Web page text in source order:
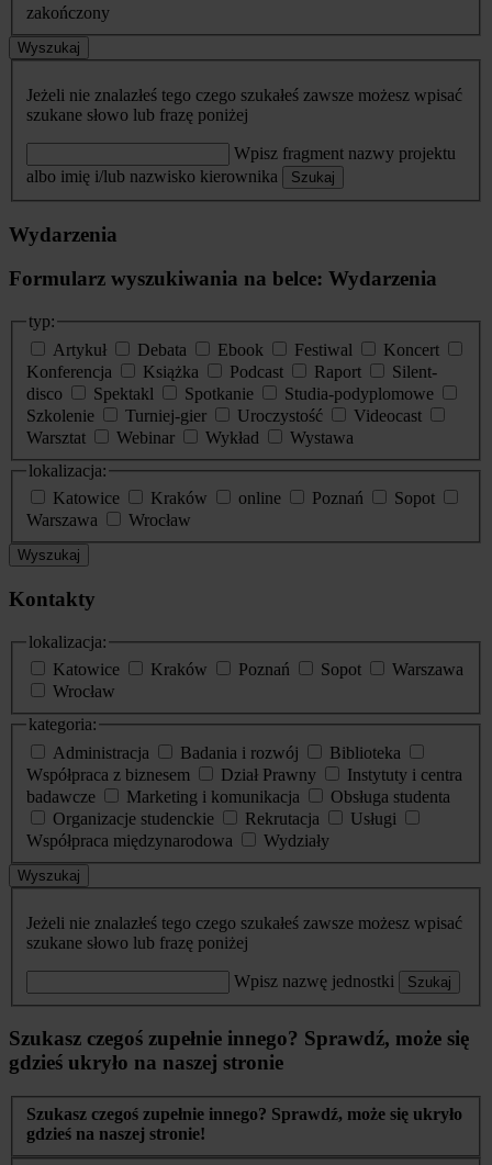
zakończony
Wyszukaj
Jeżeli nie znalazłeś tego czego szukałeś zawsze możesz wpisać
szukane słowo lub frazę poniżej
Wpisz fragment nazwy projektu
albo imię i/lub nazwisko kierownika
Szukaj
Wydarzenia
Formularz wyszukiwania na belce: Wydarzenia
typ:
Artykuł
Debata Ebook Festiwal
Koncert
Konferencja
Książka Podcast Raport
Silent-
disco
Spektakl Spotkanie
Studia-podyplomowe
Szkolenie
Turniej-gier Uroczystość
Videocast
Warsztat
Webinar Wykład
Wystawa
lokalizacja:
Katowice
Kraków online Poznań
Sopot
Warszawa
Wrocław
Wyszukaj
Kontakty
lokalizacja:
Katowice
Kraków Poznań Sopot
Warszawa
Wrocław
kategoria:
Administracja
Badania i rozwój
Biblioteka
Współpraca z biznesem
Dział Prawny
Instytuty i centra
badawcze
Marketing i komunikacja
Obsługa studenta
Organizacje studenckie
Rekrutacja
Usługi
Współpraca międzynarodowa
Wydziały
Wyszukaj
Jeżeli nie znalazłeś tego czego szukałeś zawsze możesz wpisać
szukane słowo lub frazę poniżej
Wpisz nazwę jednostki Szukaj
Szukasz czegoś zupełnie innego? Sprawdź, może się
gdzieś ukryło na naszej stronie
Szukasz czegoś zupełnie innego? Sprawdź, może się ukryło
gdzieś na naszej stronie!